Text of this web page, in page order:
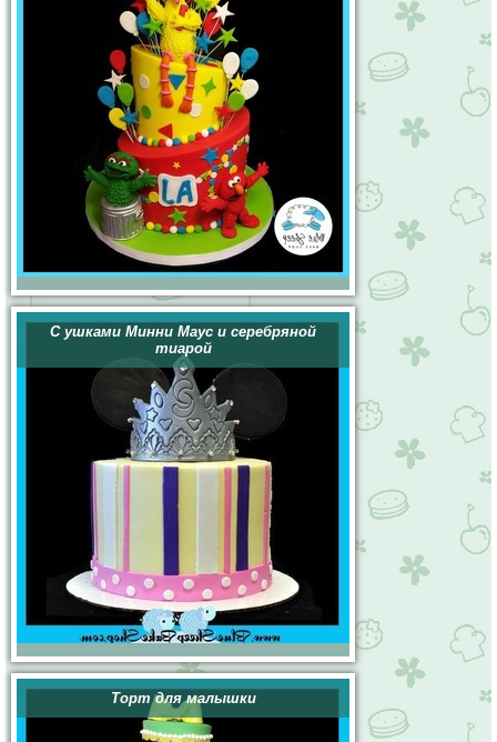
С ушками Минни Маус и серебряной
тиарой
Торт для малышки